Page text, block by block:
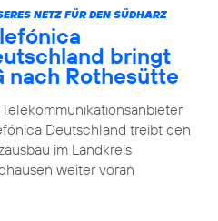
NETZ FÜR DEN SÜDHARZ
bringt
nach Rothesütte
Deutschland treibt den
im Landkreis
weiter voran